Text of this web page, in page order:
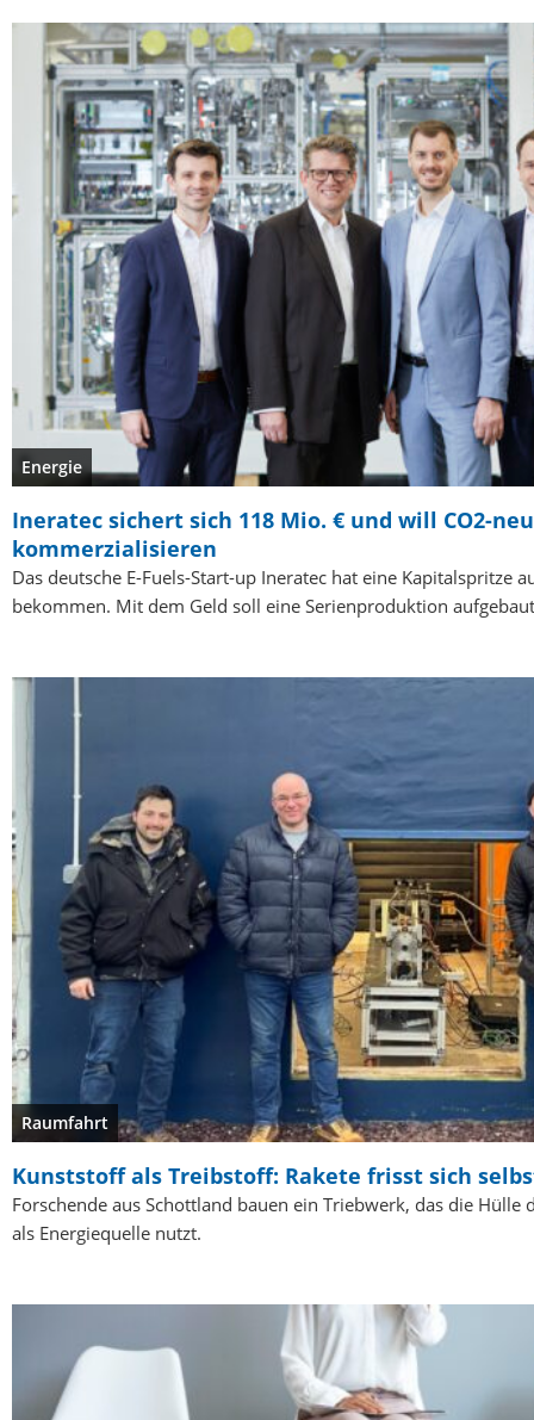
Energie
Ineratec sichert sich 118 Mio. € und will CO2-
kommerzialisieren
Das deutsche E-Fuels-Start-up Ineratec hat eine Kapitalspritze
bekommen. Mit dem Geld soll eine Serienproduktion
Raumfahrt
Kunststoff als Treibstoff: Rakete frisst sich
Forschende aus Schottland bauen ein Triebwerk, das die Hülle
als Energiequelle nutzt.